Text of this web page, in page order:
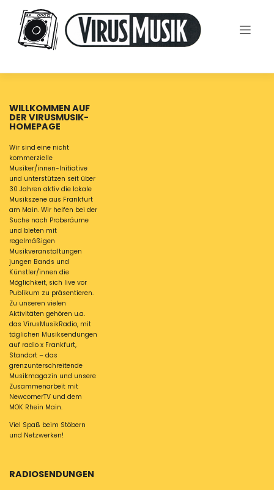
content
WILLKOMMEN AUF
DER VIRUSMUSIK-
HOMEPAGE
Wir sind eine nicht
kommerzielle
Musiker/innen-Initiative
und unterstützen seit über
30 Jahren aktiv die lokale
Musikszene aus Frankfurt
am Main. Wir helfen bei der
Suche nach Proberäume
und bieten mit
regelmäßigen
Musikveranstaltungen
jungen Bands und
Künstler/innen die
Möglichkeit, sich live vor
Publikum zu präsentieren.
Zu unseren vielen
Aktivitäten gehören u.a.
das VirusMusikRadio, mit
täglichen Musiksendungen
auf radio x Frankfurt,
Standort – das
grenzunterschreitende
Musikmagazin und unsere
Zusammenarbeit mit
NewcomerTV und dem
MOK Rhein Main.
Viel Spaß beim Stöbern
und Netzwerken!
RADIOSENDUNGEN